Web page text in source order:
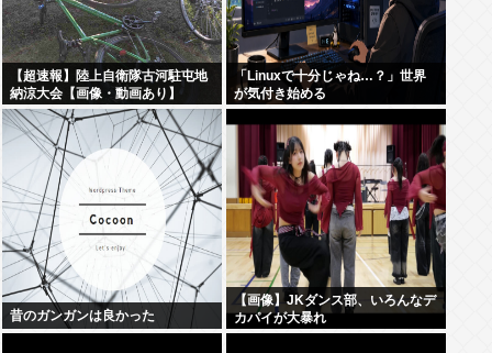
【超速報】陸上自衛隊古河駐屯地
納涼大会【画像・動画あり】
「Linuxで十分じゃね…？」世界
が気付き始める
昔のガンガンは良かった
【画像】JKダンス部、いろんなデ
カパイが大暴れ